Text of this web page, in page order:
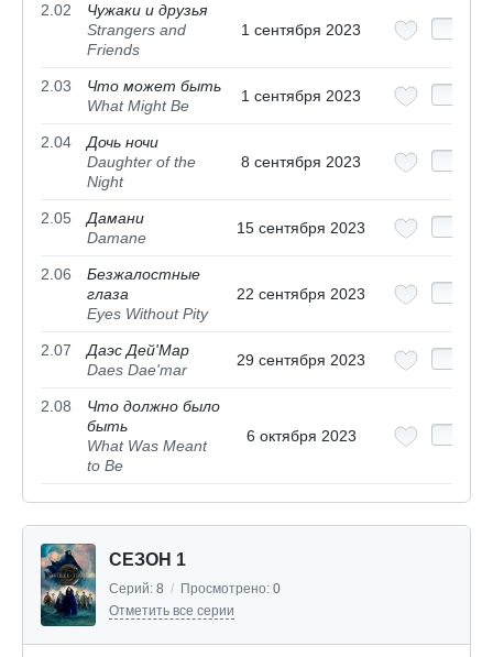
2.02
Чужаки и друзья
Strangers and
Friends
1 сентября 2023
2.03
Что может быть
What Might Be
1 сентября 2023
2.04
Дочь ночи
Daughter of the
Night
8 сентября 2023
2.05
Дамани
Damane
15 сентября 2023
2.06
Безжалостные
глаза
Eyes Without Pity
22 сентября 2023
2.07
Даэс Дей'Мар
Daes Dae'mar
29 сентября 2023
2.08
Что должно было
быть
What Was Meant
to Be
6 октября 2023
СЕЗОН 1
Серий: 8 / Просмотрено: 0
Отметить все серии